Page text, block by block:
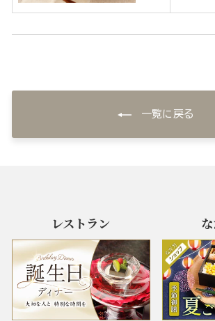
一覧に戻る
レストラン